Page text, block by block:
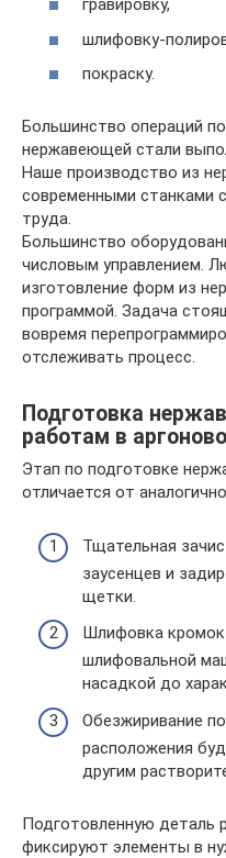
гравировку,
шлифовку-
покраску.
Большинство операций
нержавеющей стали
Наше производство из
современными станками
труда.
Большинство
числовым управлением.
изготовление форм из
программой. Задача
вовремя
отслеживать процесс.
Подготовка
работам в
Этап по подготовке
отличается от
Тщательная
заусенцев и
щетки.
Шлифовка кромок
шлифовальной
насадкой до
Обезжиривание
расположения
другим
Подготовленную деталь
фиксируют элементы в